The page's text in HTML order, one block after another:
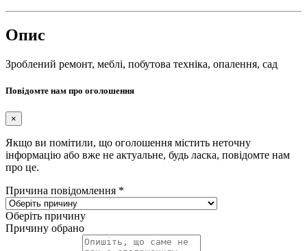
Опис
Зроблений ремонт, меблі, побутова техніка, опалення, сад
Повідомте нам про оголошення
×
Якщо ви помітили, що оголошення містить неточну
інформацію або вже не актуальне, будь ласка, повідомте нам
про це.
Причина повідомлення *
Оберіть причину
Причину обрано